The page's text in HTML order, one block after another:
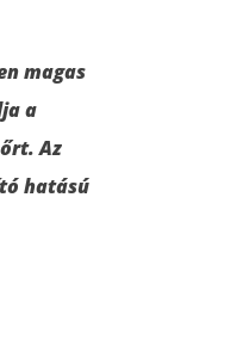
magas
a
Az
hatású